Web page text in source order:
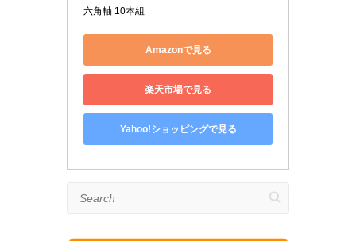
六角軸 10本組
Amazonで見る
楽天市場で見る
Yahoo!ショッピングで見る